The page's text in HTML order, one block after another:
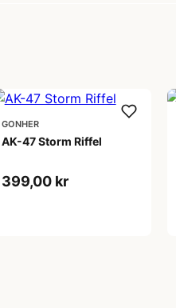
GONHER
AK-47 Storm Riffel
399,00 kr